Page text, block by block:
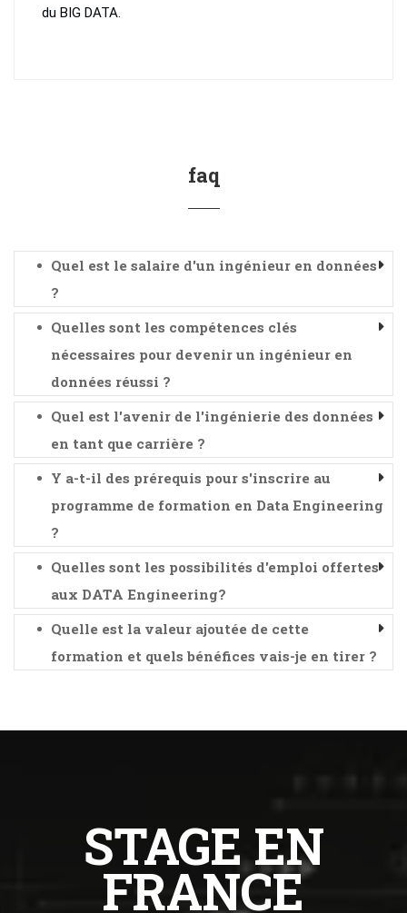
du BIG DATA.
faq
Quel est le salaire d'un ingénieur en données
?
Quelles sont les compétences clés
nécessaires pour devenir un ingénieur en
données réussi ?
Quel est l'avenir de l'ingénierie des données
en tant que carrière ?
Y a-t-il des prérequis pour s'inscrire au
programme de formation en Data Engineering
?
Quelles sont les possibilités d'emploi offertes
aux DATA Engineering?
Quelle est la valeur ajoutée de cette
formation et quels bénéfices vais-je en tirer ?
STAGE EN
FRANCE